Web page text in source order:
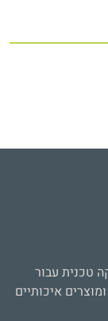
טכנית עבור
איכותיים